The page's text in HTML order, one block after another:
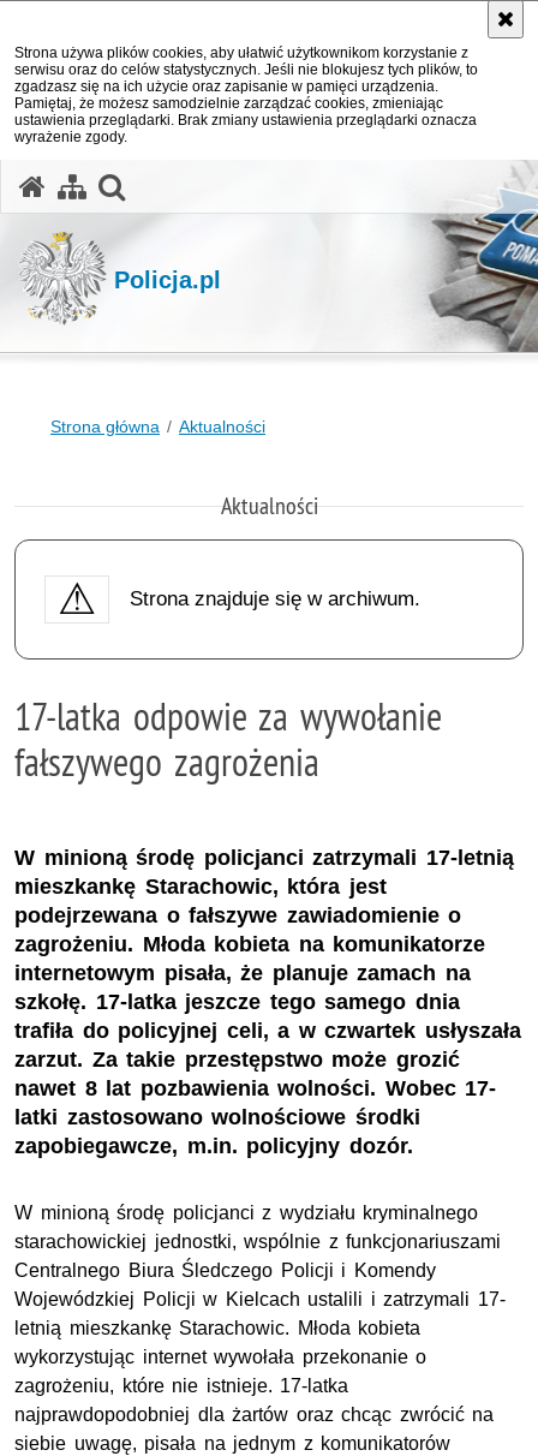
Strona używa plików cookies, aby ułatwić użytkownikom korzystanie z
serwisu oraz do celów statystycznych. Jeśli nie blokujesz tych plików, to
zgadzasz się na ich użycie oraz zapisanie w pamięci urządzenia.
Pamiętaj, że możesz samodzielnie zarządzać cookies, zmieniając
ustawienia przeglądarki. Brak zmiany ustawienia przeglądarki oznacza
wyrażenie zgody.
Policja.pl
Strona główna Aktualności
Aktualności
Strona znajduje się w archiwum.
17-latka odpowie za wywołanie
fałszywego zagrożenia
W minioną środę policjanci zatrzymali 17-letnią
mieszkankę Starachowic, która jest
podejrzewana o fałszywe zawiadomienie o
zagrożeniu. Młoda kobieta na komunikatorze
internetowym pisała, że planuje zamach na
szkołę. 17-latka jeszcze tego samego dnia
trafiła do policyjnej celi, a w czwartek usłyszała
zarzut. Za takie przestępstwo może grozić
nawet 8 lat pozbawienia wolności. Wobec 17-
latki zastosowano wolnościowe środki
zapobiegawcze, m.in. policyjny dozór.
W minioną środę policjanci z wydziału kryminalnego
starachowickiej jednostki, wspólnie z funkcjonariuszami
Centralnego Biura Śledczego Policji i Komendy
Wojewódzkiej Policji w Kielcach ustalili i zatrzymali 17-
letnią mieszkankę Starachowic. Młoda kobieta
wykorzystując internet wywołała przekonanie o
zagrożeniu, które nie istnieje. 17-latka
najprawdopodobniej dla żartów oraz chcąc zwrócić na
siebie uwagę, pisała na jednym z komunikatorów